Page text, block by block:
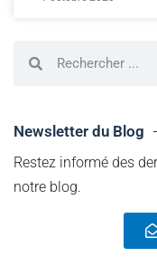
Newsletter du Blog
Restez informé des
notre blog.